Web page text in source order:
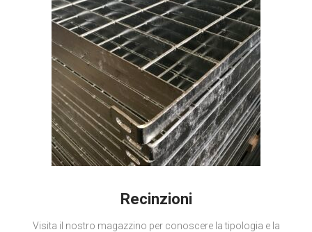
Recinzioni
Visita il nostro magazzino per conoscere la tipologia e la